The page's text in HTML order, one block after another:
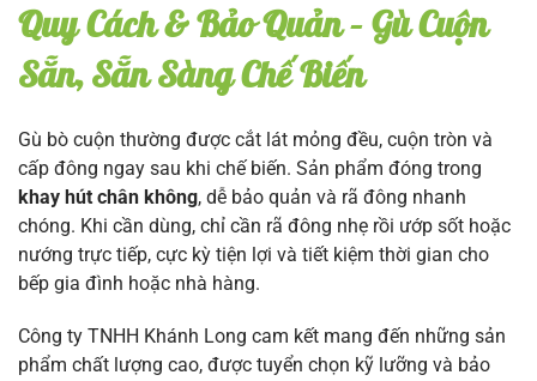
Quy Cách & Bảo Quản – Gù Cuộn
Sẵn, Sẵn Sàng Chế Biến
Gù bò cuộn thường được cắt lát mỏng đều, cuộn tròn và
cấp đông ngay sau khi chế biến. Sản phẩm đóng trong
khay hút chân không, dễ bảo quản và rã đông nhanh
chóng. Khi cần dùng, chỉ cần rã đông nhẹ rồi ướp sốt hoặc
nướng trực tiếp, cực kỳ tiện lợi và tiết kiệm thời gian cho
bếp gia đình hoặc nhà hàng.
Công ty TNHH Khánh Long cam kết mang đến những sản
phẩm chất lượng cao, được tuyển chọn kỹ lưỡng và bảo